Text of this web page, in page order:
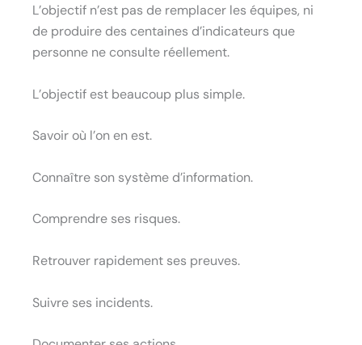
L’objectif n’est pas de remplacer les équipes, ni
de produire des centaines d’indicateurs que
personne ne consulte réellement.
L’objectif est beaucoup plus simple.
Savoir où l’on en est.
Connaître son système d’information.
Comprendre ses risques.
Retrouver rapidement ses preuves.
Suivre ses incidents.